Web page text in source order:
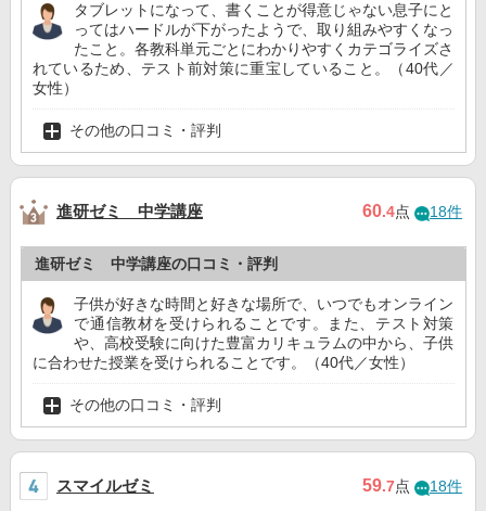
タブレットになって、書くことが得意じゃない息子にと
ってはハードルが下がったようで、取り組みやすくなっ
たこと。各教科単元ごとにわかりやすくカテゴライズさ
れているため、テスト前対策に重宝していること。（40代／
女性）
その他の口コミ・評判
進研ゼミ 中学講座 60.4点 18件
進研ゼミ 中学講座の口コミ・評判
子供が好きな時間と好きな場所で、いつでもオンライン
で通信教材を受けられることです。また、テスト対策
や、高校受験に向けた豊富カリキュラムの中から、子供
に合わせた授業を受けられることです。（40代／女性）
その他の口コミ・評判
スマイルゼミ 59.7点 18件